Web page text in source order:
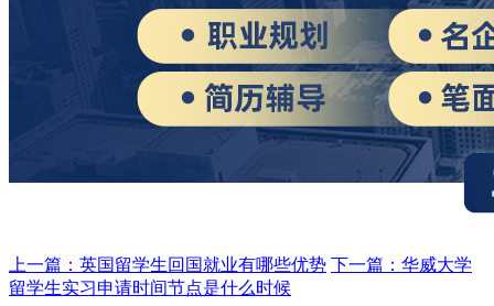
上一篇：英国留学生回国就业有哪些优势 下一篇：华威大学
留学生实习申请时间节点是什么时候